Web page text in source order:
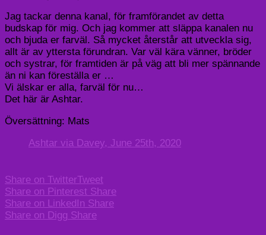
Jag tackar denna kanal, för framförandet av detta
budskap för mig. Och jag kommer att släppa kanalen nu
och bjuda er farväl. Så mycket återstår att utveckla sig,
allt är av yttersta förundran. Var väl kära vänner, bröder
och systrar, för framtiden är på väg att bli mer spännande
än ni kan föreställa er …
Vi älskar er alla, farväl för nu…
Det här är Ashtar.
Översättning: Mats
Ashtar via Davey, June 25th, 2020
Share on TwitterTweet
Share on Pinterest Share
Share on LinkedIn Share
Share on Digg Share